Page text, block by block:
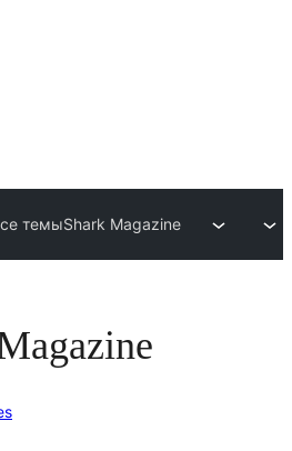
темыShark Magazine